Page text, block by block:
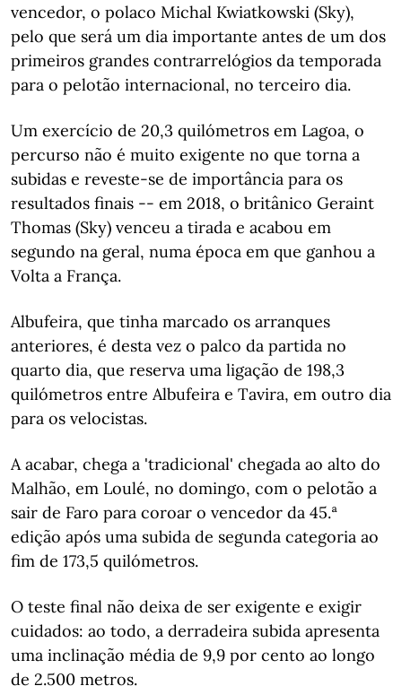
vencedor, o polaco Michal Kwiatkowski (Sky),
pelo que será um dia importante antes de um dos
primeiros grandes contrarrelógios da temporada
para o pelotão internacional, no terceiro dia.
Um exercício de 20,3 quilómetros em Lagoa, o
percurso não é muito exigente no que torna a
subidas e reveste-se de importância para os
resultados finais -- em 2018, o britânico Geraint
Thomas (Sky) venceu a tirada e acabou em
segundo na geral, numa época em que ganhou a
Volta a França.
Albufeira, que tinha marcado os arranques
anteriores, é desta vez o palco da partida no
quarto dia, que reserva uma ligação de 198,3
quilómetros entre Albufeira e Tavira, em outro dia
para os velocistas.
A acabar, chega a 'tradicional' chegada ao alto do
Malhão, em Loulé, no domingo, com o pelotão a
sair de Faro para coroar o vencedor da 45.ª
edição após uma subida de segunda categoria ao
fim de 173,5 quilómetros.
O teste final não deixa de ser exigente e exigir
cuidados: ao todo, a derradeira subida apresenta
uma inclinação média de 9,9 por cento ao longo
de 2.500 metros.